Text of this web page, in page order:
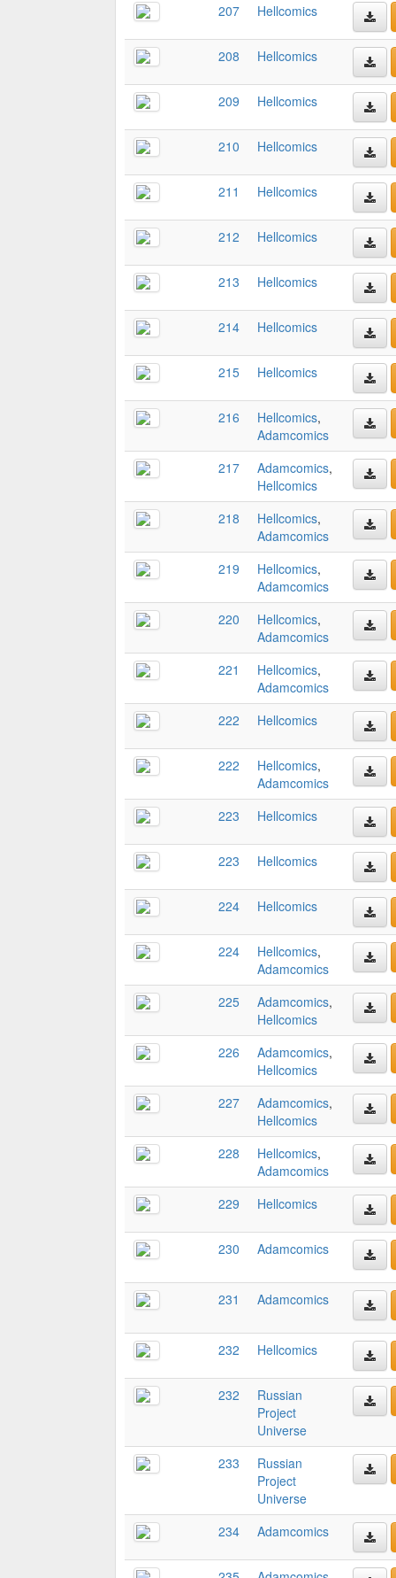
207 Hellcomics
208 Hellcomics
209 Hellcomics
210 Hellcomics
211 Hellcomics
212 Hellcomics
213 Hellcomics
214 Hellcomics
215 Hellcomics
216 Hellcomics,
Adamcomics
217
Adamcomics,
Hellcomics
218
Hellcomics,
Adamcomics
219
Hellcomics,
Adamcomics
220
Hellcomics,
Adamcomics
221
Hellcomics,
Adamcomics
222
Hellcomics
222 Hellcomics,
Adamcomics
223
Hellcomics
223 Hellcomics
224 Hellcomics
224 Hellcomics,
Adamcomics
225
Adamcomics,
Hellcomics
226
Adamcomics,
Hellcomics
227
Adamcomics,
Hellcomics
228
Hellcomics,
Adamcomics
229
Hellcomics
230 Adamcomics
231 Adamcomics
232 Hellcomics
232
Russian
Project
Universe
233
Russian
Project
Universe
234
Adamcomics